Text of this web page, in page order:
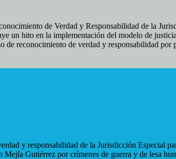
de Verdad y Responsabilidad de la
un hito en la implementación del modelo de
reconocimiento de verdad y responsabilidad por
y responsabilidad de la Jurisdicción Especial
Gutiérrez por crímenes de guerra y de lesa